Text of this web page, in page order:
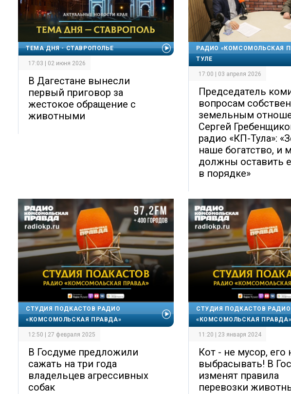
ТЕМА ДНЯ - СТАВРОПОЛЬЕ
17:03 | 02 июня 2026
В Дагестане вынесли
первый приговор за
жестокое обращение с
животными
РАДИО «КОМСОМОЛЬСКАЯ
ТУЛЕ
17:00 | 03 апреля 2026
Председатель
вопросам
земельным
Сергей
радио «КП-Тула»:
наше богатство, и
должны оставить
в порядке»
СТУДИЯ ПОДКАСТОВ РАДИО
«КОМСОМОЛЬСКАЯ ПРАВДА»
12:50 | 27 февраля 2025
В Госдуме предложили
сажать на три года
владельцев агрессивных
собак
СТУДИЯ ПОДКАСТОВ РАДИО
«КОМСОМОЛЬСКАЯ ПРАВДА»
11:20 | 23 января 2024
Кот - не мусор, его
выбрасывать! В
изменят правила
перевозки